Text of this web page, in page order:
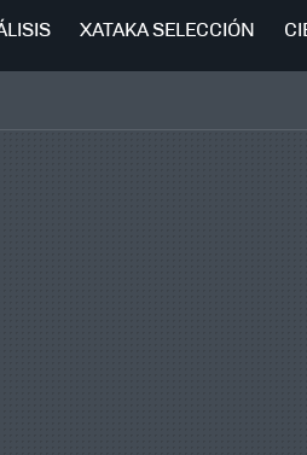
XATAKA SELECCIÓN